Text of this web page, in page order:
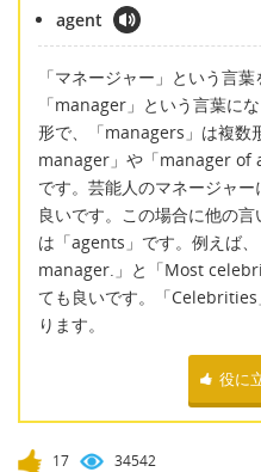
agent
「マネージャー」という言葉
「manager」という言葉に
形で、「managers」は複数
manager」や「manager of
です。芸能人のマネージャ
良いです。この場合に他の
は「agents」です。例えば
manager.」と「Most
ても良いです。「
ります。
役に
17 34542